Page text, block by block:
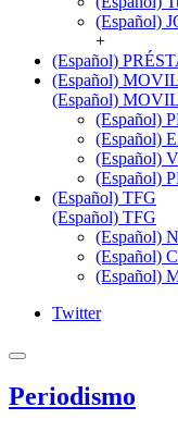
(Español)
+
(Español)
(Español)
(Español)
(Español)
(Español)
(Español)
(Español)
(Español) TFG
(Español) TFG
(Español)
(Español)
(Español)
Twitter
Periodismo